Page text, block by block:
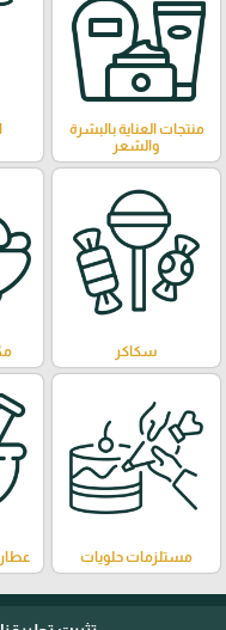
منتجات العناية بالبشرة
والشعر
سكاكر
مستلزمات حلويات